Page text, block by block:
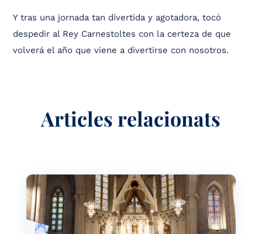
Y tras una jornada tan divertida y agotadora, tocó
despedir al Rey Carnestoltes con la certeza de que
volverá el año que viene a divertirse con nosotros.
Articles relacionats